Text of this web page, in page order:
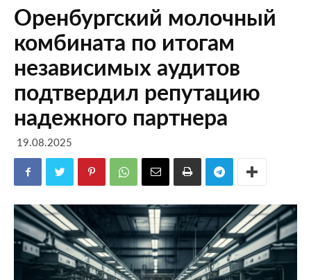
Оренбургский молочный
комбината по итогам
независимых аудитов
подтвердил репутацию
надежного партнера
19.08.2025